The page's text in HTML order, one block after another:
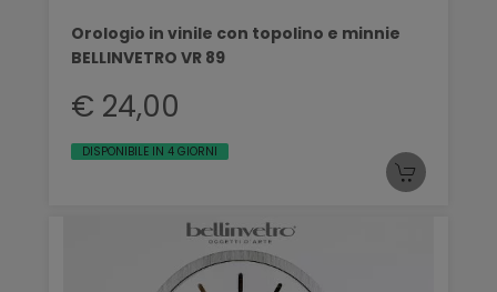
Orologio in vinile con topolino e minnie
BELLINVETRO VR 89
€ 24,00
DISPONIBILE IN 4 GIORNI